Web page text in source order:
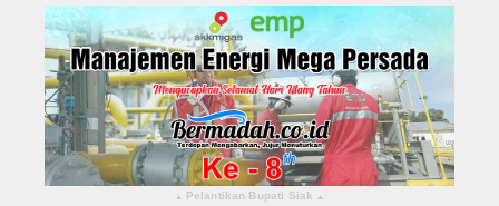
Daerah
Pekanbaru
Pelalawan
Kampar
▴ Pelantikan Bupati Siak ▴